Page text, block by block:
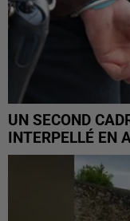
UN SECOND
INTERPELLÉ EN